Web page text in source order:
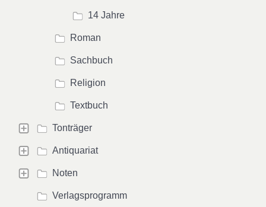
14 Jahre
Roman
Sachbuch
Religion
Textbuch
Tonträger
Antiquariat
Noten
Verlagsprogramm